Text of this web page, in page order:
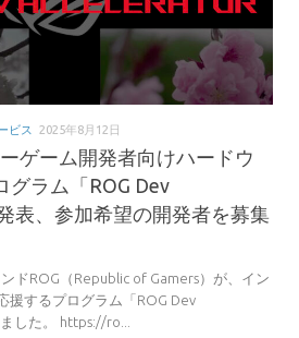
ビス 2025年8月12日
ゲーム開発者向けハードウ
グラム「ROG Dev
表、参加希望の開発者を募集
ドROG（Republic of Gamers）が、イン
援するプログラム「ROG Dev
した。 https://ro...